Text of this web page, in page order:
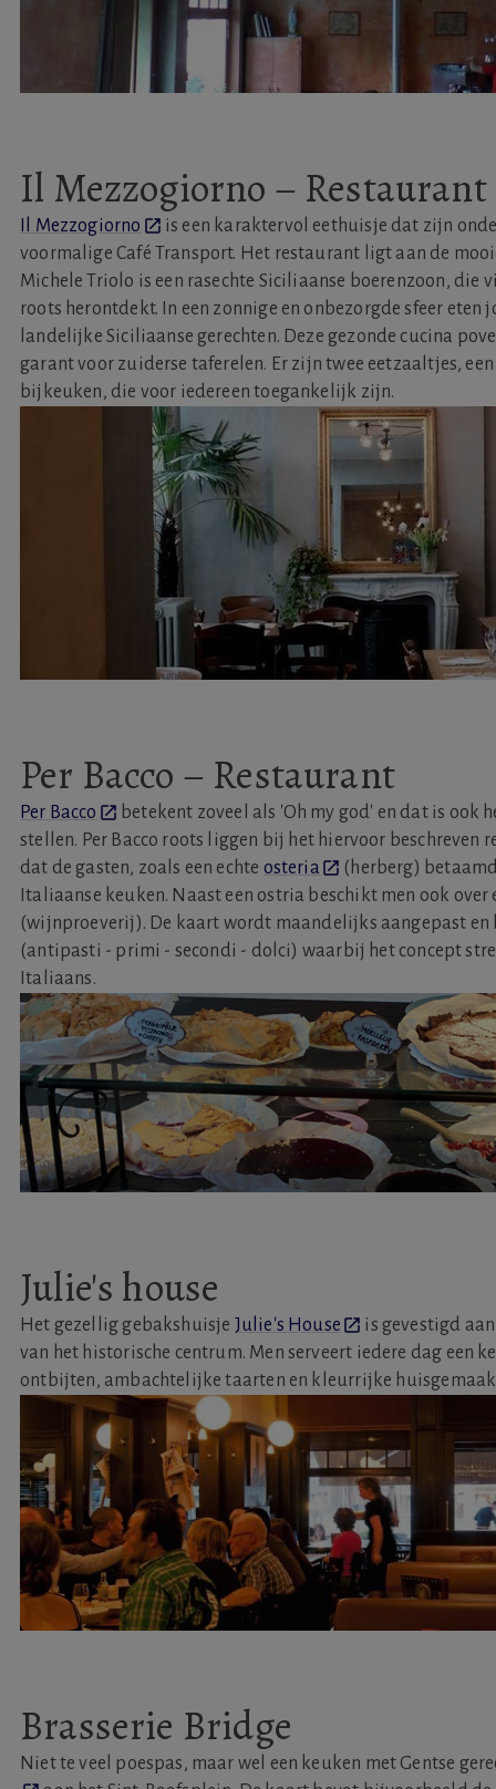
Il Mezzogiorno – Restaurant
Il Mezzogiorno
is een karaktervol eethuisje dat zijn
voormalige Café Transport. Het restaurant ligt aan de
Michele Triolo is een rasechte Siciliaanse boerenzoon, die
roots herontdekt. In een zonnige en onbezorgde sfeer eten
landelijke Siciliaanse gerechten. Deze gezonde cucina
garant voor zuiderse taferelen. Er zijn twee eetzaaltjes, een
bijkeuken, die voor iedereen toegankelijk zijn.
Per Bacco – Restaurant
Per Bacco
betekent zoveel als 'Oh my god' en dat is ook
stellen. Per Bacco roots liggen bij het hiervoor beschreven
dat de gasten, zoals een echte osteria
(herberg)
Italiaanse keuken. Naast een ostria beschikt men ook
(wijnproeverij). De kaart wordt maandelijks aangepast
(antipasti - primi - secondi - dolci) waarbij het concept
Italiaans.
Julie's house
Het gezellig gebakshuisje Julie's House
is gevestigd
van het historische centrum. Men serveert iedere dag een
ontbijten, ambachtelijke taarten en kleurrijke
Brasserie Bridge
Niet te veel poespas, maar wel een keuken met Gentse